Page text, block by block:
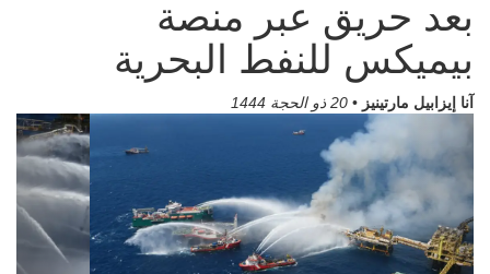
بعد حريق عبر منصة
بيميكس للنفط البحرية
آنا إيزابيل مارتينيز • 20 ذو الحجة 1444
Previous